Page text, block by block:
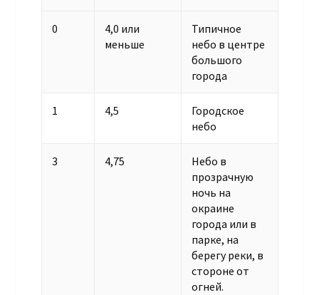
0
4,0 или
меньше
Типичное
небо в центре
большого
города
1 4,5
Городское
небо
3 4,75
Небо в
прозрачную
ночь на
окраине
города или в
парке, на
берегу реки, в
стороне от
огней.